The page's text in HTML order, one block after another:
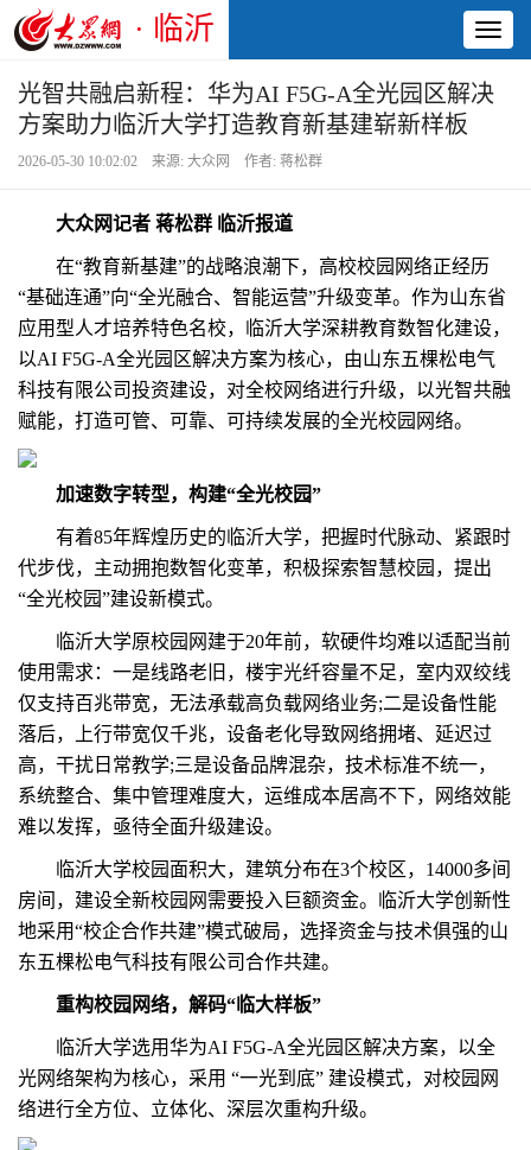
· 临沂
光智共融启新程：华为AI F5G-A全光园区解决
方案助力临沂大学打造教育新基建崭新样板
2026-05-30 10:02:02 来源: 大众网 作者: 蒋松群
大众网记者 蒋松群 临沂报道
在“教育新基建”的战略浪潮下，高校校园网络正经历
“基础连通”向“全光融合、智能运营”升级变革。作为山东省
应用型人才培养特色名校，临沂大学深耕教育数智化建设，
以AI F5G-A全光园区解决方案为核心，由山东五棵松电气
科技有限公司投资建设，对全校网络进行升级，以光智共融
赋能，打造可管、可靠、可持续发展的全光校园网络。
加速数字转型，构建“全光校园”
有着85年辉煌历史的临沂大学，把握时代脉动、紧跟时
代步伐，主动拥抱数智化变革，积极探索智慧校园，提出
“全光校园”建设新模式。
临沂大学原校园网建于20年前，软硬件均难以适配当前
使用需求：一是线路老旧，楼宇光纤容量不足，室内双绞线
仅支持百兆带宽，无法承载高负载网络业务;二是设备性能
落后，上行带宽仅千兆，设备老化导致网络拥堵、延迟过
高，干扰日常教学;三是设备品牌混杂，技术标准不统一，
系统整合、集中管理难度大，运维成本居高不下，网络效能
难以发挥，亟待全面升级建设。
临沂大学校园面积大，建筑分布在3个校区，14000多间
房间，建设全新校园网需要投入巨额资金。临沂大学创新性
地采用“校企合作共建”模式破局，选择资金与技术俱强的山
东五棵松电气科技有限公司合作共建。
重构校园网络，解码“临大样板”
临沂大学选用华为AI F5G-A全光园区解决方案，以全
光网络架构为核心，采用 “一光到底” 建设模式，对校园网
络进行全方位、立体化、深层次重构升级。